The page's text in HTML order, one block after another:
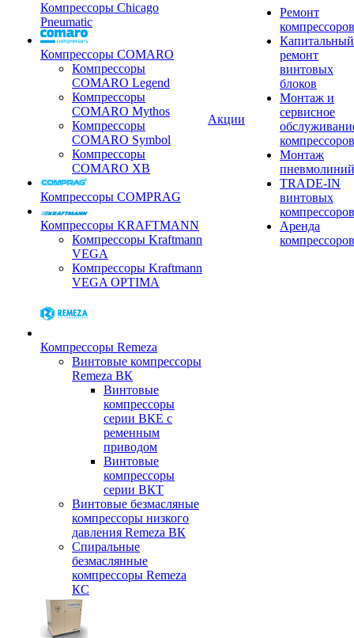
Компрессоры Chicago
Pneumatic
Компрессоры COMARO
Компрессоры
COMARO Legend
Компрессоры
COMARO Mythos
Компрессоры
COMARO Symbol
Компрессоры
COMARO XB
Компрессоры COMPRAG
Компрессоры KRAFTMANN
Компрессоры Kraftmann
VEGA
Компрессоры Kraftmann
VEGA OPTIMA
Компрессоры Remeza
Винтовые компрессоры
Remeza ВК
Винтовые
компрессоры
серии ВКЕ с
ременным
приводом
Винтовые
компрессоры
серии ВКТ
Винтовые безмасляные
компрессоры низкого
давления Remeza ВК
Спиральные
безмаслянные
компрессоры Remeza
КС
Акции
Ремонт
компрессоров
Капитальный
ремонт
винтовых
блоков
Монтаж и
сервисное
компрессоров
Монтаж
пневмолиний
TRADE-IN
винтовых
компрессоров
Аренда
компрессоров